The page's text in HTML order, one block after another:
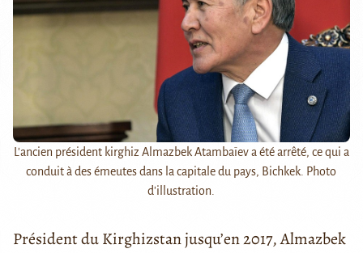
L'ancien président kirghiz Almazbek Atambaïev a été arrêté, ce qui a
conduit à des émeutes dans la capitale du pays, Bichkek. Photo
d'illustration.
Président du Kirghizstan jusqu’en 2017, Almazbek